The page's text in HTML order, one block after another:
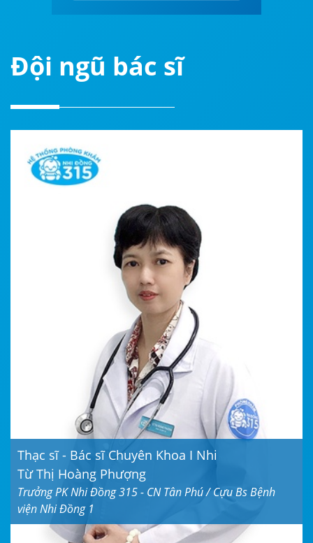
Đội ngũ bác sĩ
Thạc sĩ - Bác sĩ Chuyên Khoa I Nhi
Từ Thị Hoàng Phượng
Trưởng PK Nhi Đồng 315 - CN Tân Phú / Cựu Bs Bệnh
viện Nhi Đồng 1